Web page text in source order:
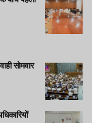
सोमवार